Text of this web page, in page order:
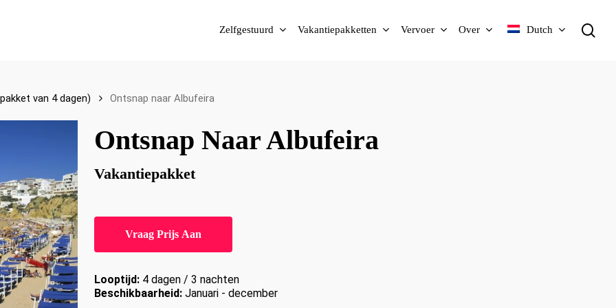
Zelfgestuurd Vakantiepakketten Vervoer Over Dutch
van 4 dagen) Ontsnap naar Albufeira
Ontsnap Naar Albufeira
Vakantiepakket
Vraag Prijs Aan
Looptijd:4 dagen / 3 nachten
Beschikbaarheid:Januari - december